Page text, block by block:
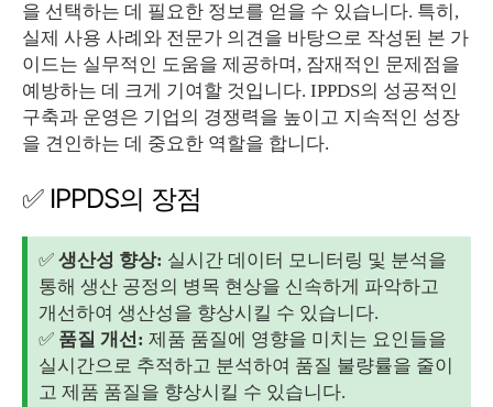
을 선택하는 데 필요한 정보를 얻을 수 있습니다. 특히,
실제 사용 사례와 전문가 의견을 바탕으로 작성된 본 가
이드는 실무적인 도움을 제공하며, 잠재적인 문제점을
예방하는 데 크게 기여할 것입니다. IPPDS의 성공적인
구축과 운영은 기업의 경쟁력을 높이고 지속적인 성장
을 견인하는 데 중요한 역할을 합니다.
✅ IPPDS의 장점
✅ 생산성 향상: 실시간 데이터 모니터링 및 분석을
통해 생산 공정의 병목 현상을 신속하게 파악하고
개선하여 생산성을 향상시킬 수 있습니다.
✅ 품질 개선: 제품 품질에 영향을 미치는 요인들을
실시간으로 추적하고 분석하여 품질 불량률을 줄이
고 제품 품질을 향상시킬 수 있습니다.